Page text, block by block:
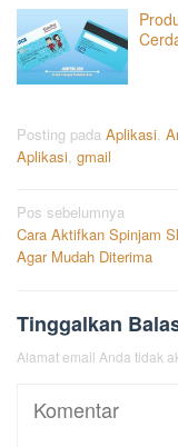
Posting pada Aplikasi
Aplikasi gmail
Navigasi
pos
Pos sebelumnya
Cara Aktifkan Spinjam
Agar Mudah Diterima
Tinggalkan
Alamat email Anda tidak